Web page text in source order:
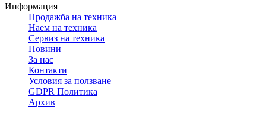
Информация
Продажба на техника
Наем на техника
Сервиз на техника
Новини
За нас
Контакти
Условия за ползване
GDPR Политика
Архив